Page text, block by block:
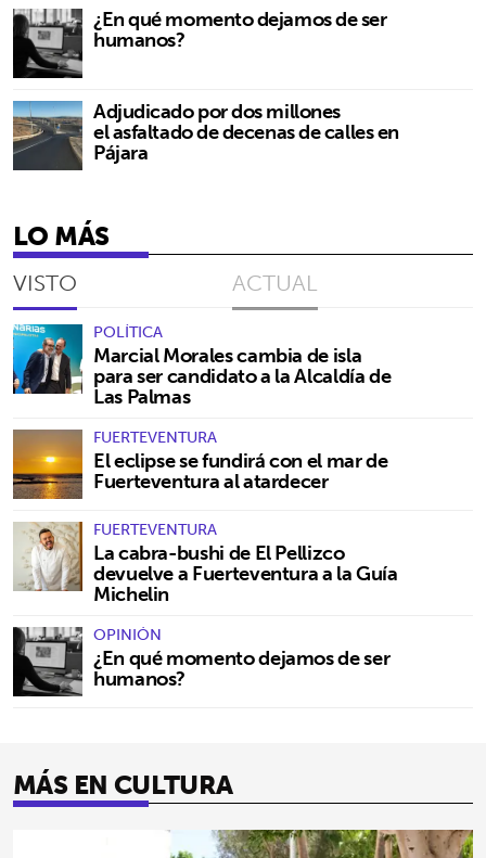
¿En qué momento dejamos de ser
humanos?
Adjudicado por dos millones
el asfaltado de decenas de calles en
Pájara
LO MÁS
VISTO ACTUAL
POLÍTICA
Marcial Morales cambia de isla
para ser candidato a la Alcaldía de
Las Palmas
FUERTEVENTURA
El eclipse se fundirá con el mar de
Fuerteventura al atardecer
FUERTEVENTURA
La cabra-bushi de El Pellizco
devuelve a Fuerteventura a la Guía
Michelin
OPINIÓN
¿En qué momento dejamos de ser
humanos?
MÁS EN CULTURA